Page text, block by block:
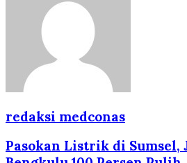
redaksi medconas
Pasokan Listrik di Sumsel,